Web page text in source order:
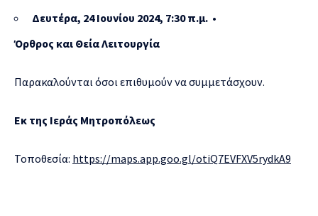
Δευτέρα, 24 Ιουνίου 2024, 7:30 π.μ. •
Όρθρος και Θεία Λειτουργία
Παρακαλούνται όσοι επιθυμούν να συμμετάσχουν.
Εκ της Ιεράς Μητροπόλεως
Τοποθεσία: https://maps.app.goo.gl/otiQ7EVFXV5rydkA9